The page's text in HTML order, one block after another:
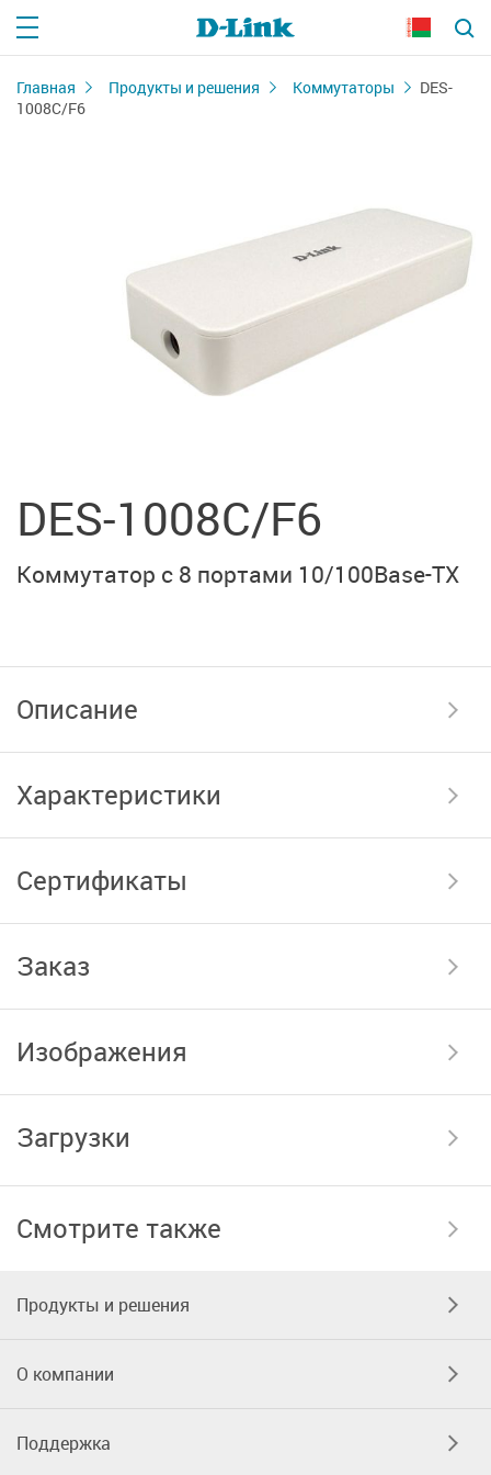
Главная Продукты и решения Коммутаторы
DES-
1008C/F6
DES-1008C/F6
Коммутатор с 8 портами 10/100Base-TX
Описание
Характеристики
Сертификаты
Заказ
Изображения
Загрузки
Смотрите также
Продукты и решения
О компании
Поддержка